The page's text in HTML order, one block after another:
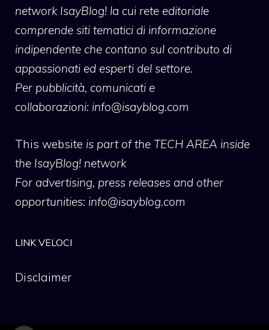
network IsayBlog! la cui rete editoriale
comprende siti tematici di informazione
indipendente che contano sul contributo di
appassionati ed esperti del settore.
Per pubblicità, comunicati e
collaborazioni: info@isayblog.com
This website is part of the TECH AREA inside
the IsayBlog! network
For advertising, press releases and other
opportunities: info@isayblog.com
LINK VELOCI
Disclaimer